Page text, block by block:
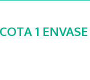
1 ENVASE